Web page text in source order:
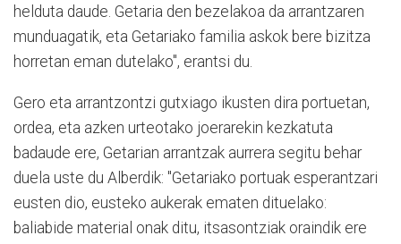
helduta daude. Getaria den bezelakoa da arrantzaren
munduagatik, eta Getariako familia askok bere bizitza
horretan eman dutelako", erantsi du.
Gero eta arrantzontzi gutxiago ikusten dira portuetan,
ordea, eta azken urteotako joerarekin kezkatuta
badaude ere, Getarian arrantzak aurrera segitu behar
duela uste du Alberdik: "Getariako portuak esperantzari
eusten dio, eusteko aukerak ematen dituelako:
baliabide material onak ditu, itsasontziak oraindik ere